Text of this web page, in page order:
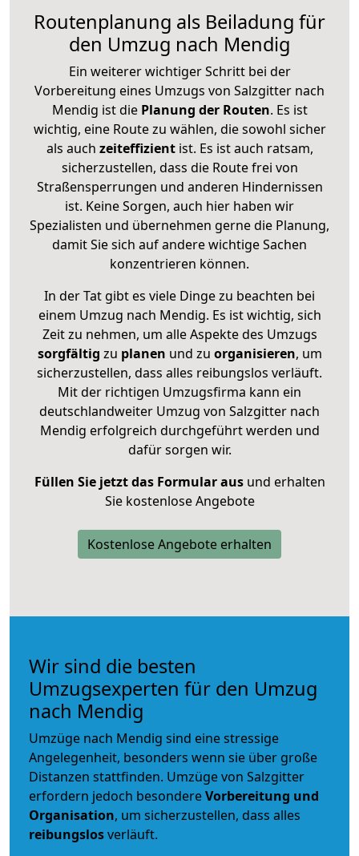
Routenplanung als Beiladung für
den Umzug nach Mendig
Ein weiterer wichtiger Schritt bei der
Vorbereitung eines Umzugs von Salzgitter nach
Mendig ist diePlanung der Routen. Es ist
wichtig, eine Route zu wählen, die sowohl sicher
als auch zeiteffizientist. Es ist auch ratsam,
sicherzustellen, dass die Route frei von
Straßensperrungen und anderen Hindernissen
ist. Keine Sorgen, auch hier haben wir
Spezialisten und übernehmen gerne die Planung,
damit Sie sich auf andere wichtige Sachen
konzentrieren können.
In der Tat gibt es viele Dinge zu beachten bei
einem Umzug nach Mendig. Es ist wichtig, sich
Zeit zu nehmen, um alle Aspekte des Umzugs
sorgfältig zu planen und zu organisieren, um
sicherzustellen, dass alles reibungslos verläuft.
Mit der richtigen Umzugsfirma kann ein
deutschlandweiter Umzug von Salzgitter nach
Mendig erfolgreich durchgeführt werden und
dafür sorgen wir.
Füllen Sie jetzt das Formular ausund erhalten
Sie kostenlose Angebote
Kostenlose Angebote erhalten
Wir sind die besten
Umzugsexperten für den Umzug
nach Mendig
Umzüge nach Mendig sind eine stressige
Angelegenheit, besonders wenn sie über große
Distanzen stattfinden. Umzüge von Salzgitter
erfordern jedoch besondereVorbereitung und
Organisation, um sicherzustellen, dass alles
reibungslosverläuft.